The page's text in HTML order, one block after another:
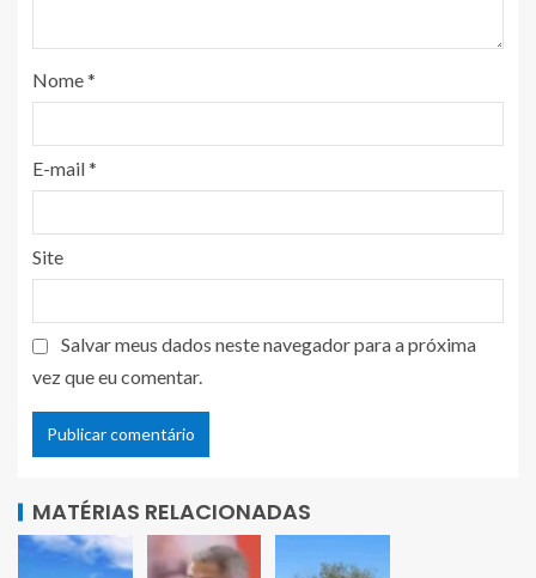
Nome*
E-mail*
Site
Salvar meus dados neste navegador para a próxima
vez que eu comentar.
MATÉRIAS RELACIONADAS